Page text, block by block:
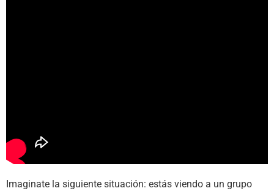
Imaginate la siguiente situación: estás viendo a un grupo